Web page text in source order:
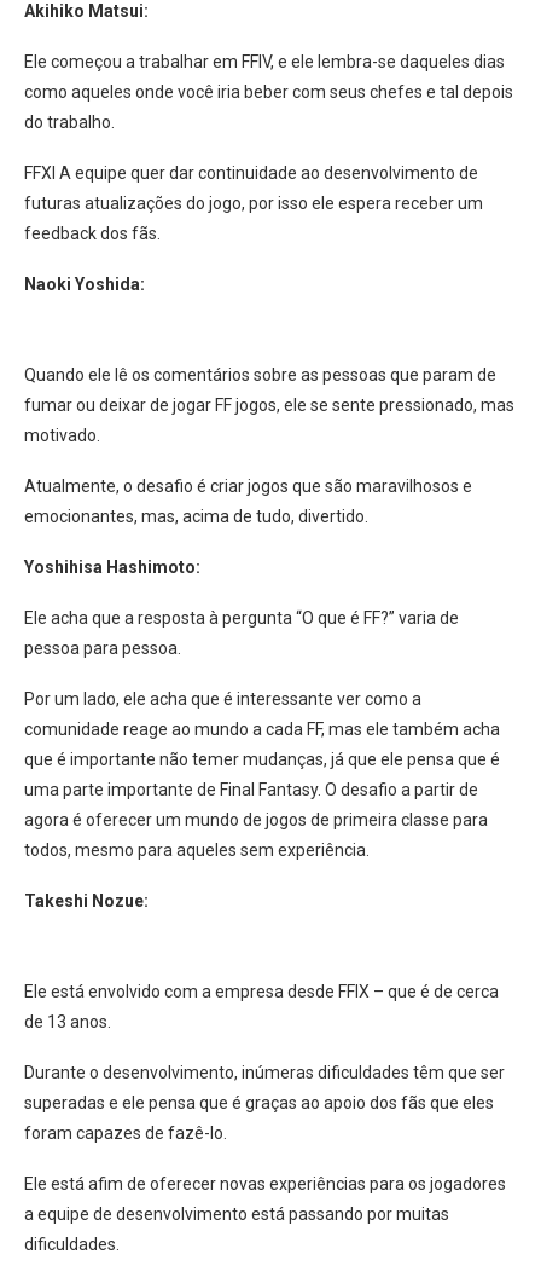
Akihiko Matsui:
Ele começou a trabalhar em FFIV, e ele lembra-se daqueles dias
como aqueles onde você iria beber com seus chefes e tal depois
do trabalho.
FFXI A equipe quer dar continuidade ao desenvolvimento de
futuras atualizações do jogo, por isso ele espera receber um
feedback dos fãs.
Naoki Yoshida:
Quando ele lê os comentários sobre as pessoas que param de
fumar ou deixar de jogar FF jogos, ele se sente pressionado, mas
motivado.
Atualmente, o desafio é criar jogos que são maravilhosos e
emocionantes, mas, acima de tudo, divertido.
Yoshihisa Hashimoto:
Ele acha que a resposta à pergunta “O que é FF?” varia de
pessoa para pessoa.
Por um lado, ele acha que é interessante ver como a
comunidade reage ao mundo a cada FF, mas ele também acha
que é importante não temer mudanças, já que ele pensa que é
uma parte importante de Final Fantasy. O desafio a partir de
agora é oferecer um mundo de jogos de primeira classe para
todos, mesmo para aqueles sem experiência.
Takeshi Nozue:
Ele está envolvido com a empresa desde FFIX – que é de cerca
de 13 anos.
Durante o desenvolvimento, inúmeras dificuldades têm que ser
superadas e ele pensa que é graças ao apoio dos fãs que eles
foram capazes de fazê-lo.
Ele está afim de oferecer novas experiências para os jogadores
a equipe de desenvolvimento está passando por muitas
dificuldades.